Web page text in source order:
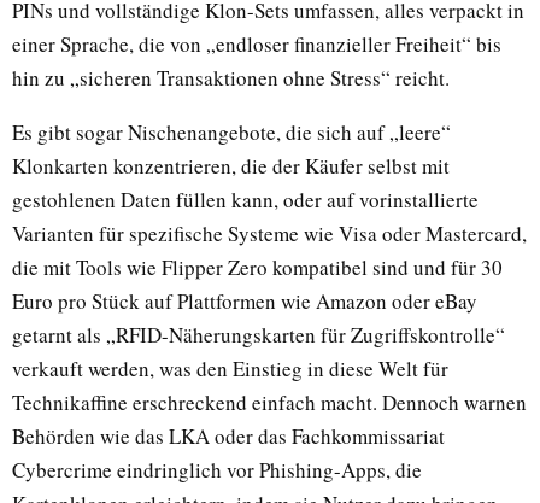
PINs und vollständige Klon-Sets umfassen, alles verpackt in
einer Sprache, die von „endloser finanzieller Freiheit“ bis
hin zu „sicheren Transaktionen ohne Stress“ reicht.
Es gibt sogar Nischenangebote, die sich auf „leere“
Klonkarten konzentrieren, die der Käufer selbst mit
gestohlenen Daten füllen kann, oder auf vorinstallierte
Varianten für spezifische Systeme wie Visa oder Mastercard,
die mit Tools wie Flipper Zero kompatibel sind und für 30
Euro pro Stück auf Plattformen wie Amazon oder eBay
getarnt als „RFID-Näherungskarten für Zugriffskontrolle“
verkauft werden, was den Einstieg in diese Welt für
Technikaffine erschreckend einfach macht. Dennoch warnen
Behörden wie das LKA oder das Fachkommissariat
Cybercrime eindringlich vor Phishing-Apps, die